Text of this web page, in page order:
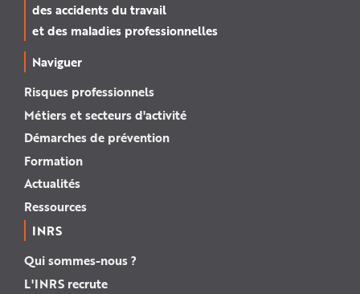
des accidents du travail
et des maladies professionnelles
Naviguer
Risques professionnels
Métiers et secteurs d'activité
Démarches de prévention
Formation
Actualités
Ressources
INRS
Qui sommes-nous ?
L'INRS recrute